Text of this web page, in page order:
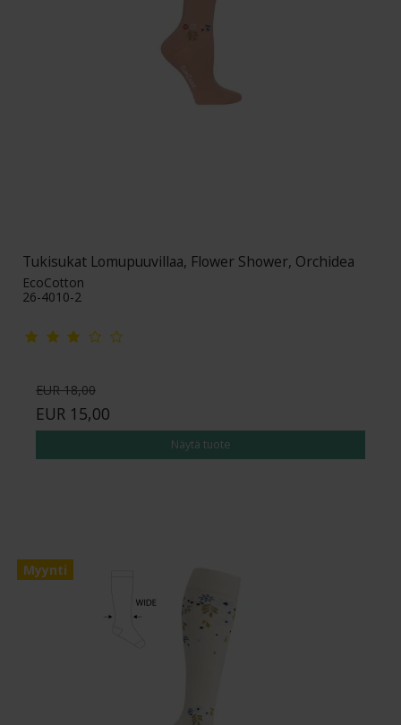
Tukisukat Lomupuuvillaa, Flower Shower, Orchidea
EcoCotton
26-4010-2
EUR 18,00
EUR 15,00
Näytä tuote
Myynti